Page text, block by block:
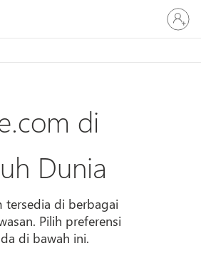
Masuk
ke
akun
di
Dunia
tersedia di berbagai
Pilih preferensi
di bawah ini.